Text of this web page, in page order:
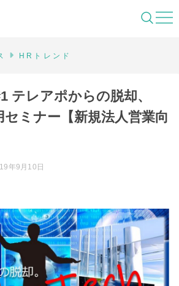
の一歩先を照らすメディ
HRトレンド
テレアポからの脱却、
ミナー【新規法人営業向
年9月10日